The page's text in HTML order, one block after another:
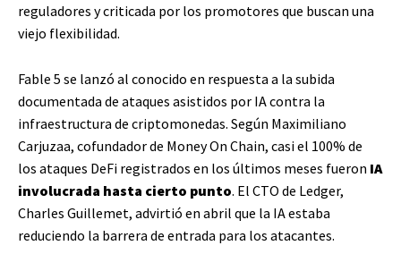
reguladores y criticada por los promotores que buscan una
viejo flexibilidad.
Fable 5 se lanzó al conocido en respuesta a la subida
documentada de ataques asistidos por IA contra la
infraestructura de criptomonedas. Según Maximiliano
Carjuzaa, cofundador de Money On Chain, casi el 100% de
los ataques DeFi registrados en los últimos meses fueron IA
involucrada hasta cierto punto. El CTO de Ledger,
Charles Guillemet, advirtió en abril que la IA estaba
reduciendo la barrera de entrada para los atacantes.